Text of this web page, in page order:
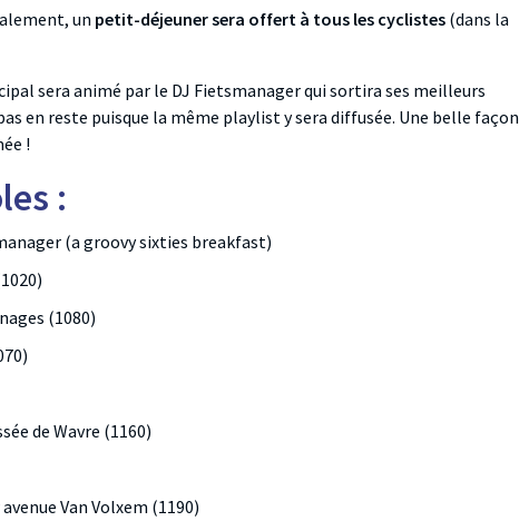
un petit-déjeuner sera offert à tous les cyclistes (dans la
sera animé par le DJ Fietsmanager qui sortira ses meilleurs
en reste puisque la même playlist y sera diffusée. Une belle façon
!
:
(a groovy sixties breakfast)
(1080)
de Wavre (1160)
Van Volxem (1190)